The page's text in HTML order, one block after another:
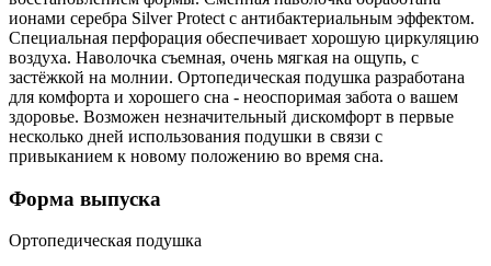
ионами серебра Silver Protect с антибактериальным эффектом.
Специальная перфорация обеспечивает хорошую циркуляцию
воздуха. Наволочка съемная, очень мягкая на ощупь, с
застёжкой на молнии. Ортопедическая подушка разработана
для комфорта и хорошего сна - неоспоримая забота о вашем
здоровье. Возможен незначительный дискомфорт в первые
несколько дней использования подушки в связи с
привыканием к новому положению во время сна.
Форма выпуска
Ортопедическая подушка